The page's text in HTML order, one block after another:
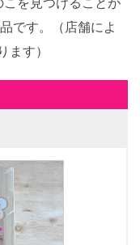
です。（店舗によ
ます）